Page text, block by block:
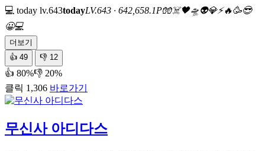
💻 today lv.643todayLV.643 · 642,658.1P🧤☠️🖤🛸👽💎⚡🔥🥳😎
😀💻
더보기
👍 49 👎 12
👍 80%👎 20%
클릭 1,306 바로가기
무신사 아디다스